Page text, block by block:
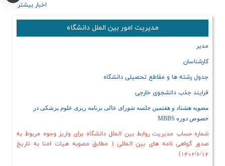
اخبار بیشتر
مدیریت امور بین الملل دانشگاه
مدیر
کارشناسان
جدول رشته ها و مقاطع تحصیلی دانشگاه
فرایند جذب دانشجوی خارجی
مصویه هشتاد و هفتمین جلسه شورای عالی برنامه ریزی علوم پزشکی در
خصوص دوره MBBS
شماره حساب مدیریت روابط بین الملل دانشگاه برای واریز وجوه مربوط به
صدور گواهی نامه های بین المللی ( مطابق مصوبه هیات امنا به تاریخ
1402/6/12)